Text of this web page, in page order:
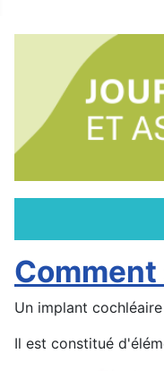
Un implant
Il est constitué